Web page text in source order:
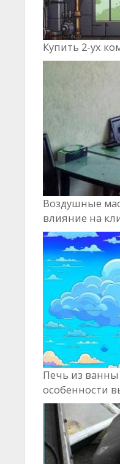
Купить 2-ух
Воздушные
влияние на
Печь из ванны
особенности